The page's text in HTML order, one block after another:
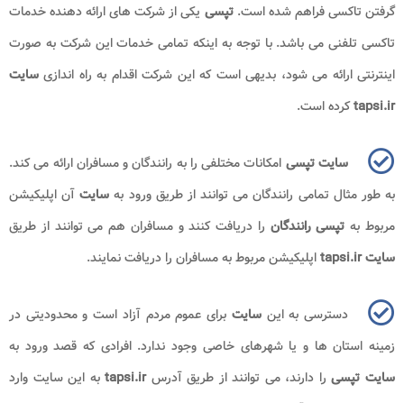
گرفتن تاکسی فراهم شده است.تپسی یکی از شرکت های ارائه دهنده خدمات
تاکسی تلفنی می باشد. با توجه به اینکه تمامی خدمات این شرکت به صورت
اینترنتی ارائه می شود، بدیهی است که این شرکت اقدام به راه اندازی سایت
tapsi.irکرده است.
سایت تپسی امکانات مختلفی را به رانندگان و مسافران ارائه می کند.
به طور مثال تمامی رانندگان می توانند از طریق ورود به سایت آن اپلیکیشن
مربوط بهتپسی رانندگان را دریافت کنند و مسافران هم می توانند از طریق
سایت tapsi.ir
اپلیکیشن مربوط به مسافران را دریافت نمایند.
دسترسی به اینسایت برای عموم مردم آزاد است و محدودیتی در
زمینه استان ها و یا شهرهای خاصی وجود ندارد. افرادی که قصد ورود به
سایت تپسیرا دارند، می توانند از طریق آدرسtapsi.ir به این سایت وارد